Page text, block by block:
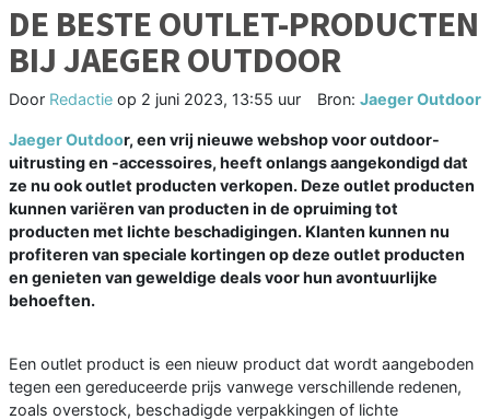
DE BESTE OUTLET-PRODUCTEN
BIJ JAEGER OUTDOOR
Door Redactie op 2 juni 2023, 13:55 uur Bron: Jaeger Outdoor
Jaeger Outdoor, een vrij nieuwe webshop voor outdoor-
uitrusting en -accessoires, heeft onlangs aangekondigd dat
ze nu ook outlet producten verkopen. Deze outlet producten
kunnen variëren van producten in de opruiming tot
producten met lichte beschadigingen. Klanten kunnen nu
profiteren van speciale kortingen op deze outlet producten
en genieten van geweldige deals voor hun avontuurlijke
behoeften.
Een outlet product is een nieuw product dat wordt aangeboden
tegen een gereduceerde prijs vanwege verschillende redenen,
zoals overstock, beschadigde verpakkingen of lichte